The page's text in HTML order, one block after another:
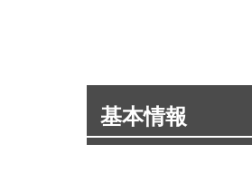
基本情報